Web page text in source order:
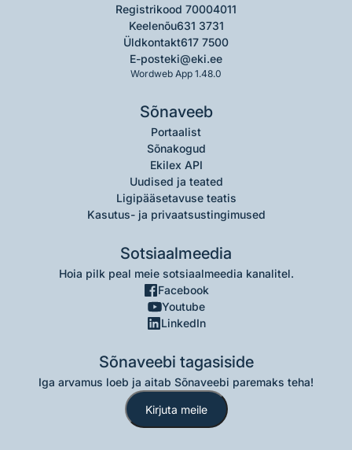
Registrikood 70004011
Keelenõu631 3731
Üldkontakt617 7500
E-posteki@eki.ee
Wordweb App 1.48.0
Sõnaveeb
Portaalist
Sõnakogud
Ekilex API
Uudised ja teated
Ligipääsetavuse teatis
Kasutus- ja privaatsustingimused
Sotsiaalmeedia
Hoia pilk peal meie sotsiaalmeedia kanalitel.
Facebook
Youtube
LinkedIn
Sõnaveebi tagasiside
Iga arvamus loeb ja aitab Sõnaveebi paremaks teha!
Kirjuta meile